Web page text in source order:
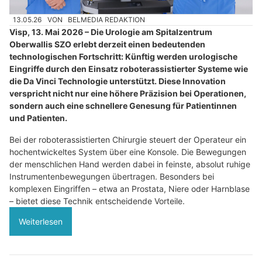
13.05.26 VON BELMEDIA REDAKTION
Visp, 13. Mai 2026 – Die Urologie am Spitalzentrum
Oberwallis SZO erlebt derzeit einen bedeutenden
technologischen Fortschritt: Künftig werden urologische
Eingriffe durch den Einsatz roboterassistierter Systeme wie
die Da Vinci Technologie unterstützt. Diese Innovation
verspricht nicht nur eine höhere Präzision bei Operationen,
sondern auch eine schnellere Genesung für Patientinnen
und Patienten.
Bei der roboterassistierten Chirurgie steuert der Operateur ein
hochentwickeltes System über eine Konsole. Die Bewegungen
der menschlichen Hand werden dabei in feinste, absolut ruhige
Instrumentenbewegungen übertragen. Besonders bei
komplexen Eingriffen – etwa an Prostata, Niere oder Harnblase
– bietet diese Technik entscheidende Vorteile.
Weiterlesen